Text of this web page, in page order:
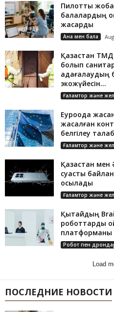
Пилоттық
балалардың
жақсарды
Ана мен бала
Қазақстан
болып
қадағалаудың
экожүйесін...
Ғаламтор және
Еуроодақ
жасалған
белгілеу
Ғаламтор және
Қазақстан
суасты
қосылады
Ғаламтор және
Қытайдың
роботтарды
Робот пен
Load
ПОСЛЕДНИЕ НОВОСТИ